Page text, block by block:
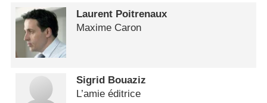
Laurent Poitrenaux
Maxime Caron
Sigrid Bouaziz
L’amie éditrice